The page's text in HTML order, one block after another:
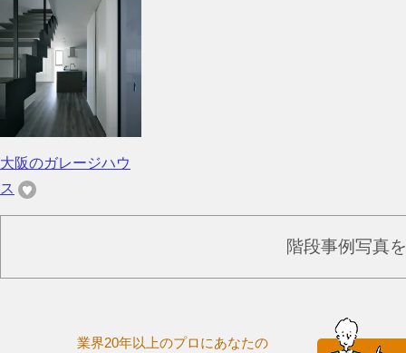
大阪のガレージハウ
ス
階段事例写真
業界20年以上のプロにあなたの